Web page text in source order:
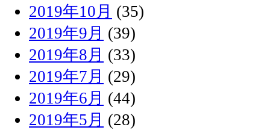
2019年10月 (35)
2019年9月 (39)
2019年8月 (33)
2019年7月 (29)
2019年6月 (44)
2019年5月 (28)